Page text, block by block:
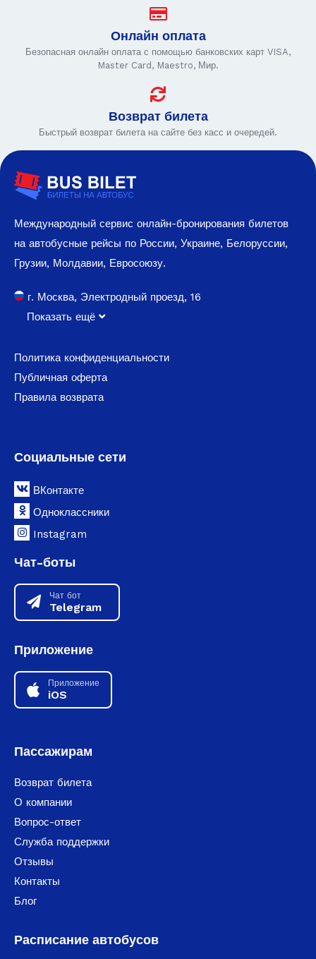
Онлайн оплата
Безопасная онлайн оплата с помощью банковских карт VISA,
Master Card, Maestro, Мир.
Возврат билета
Быстрый возврат билета на сайте без касс и очередей.
Международный сервис онлайн-бронирования билетов
на автобусные рейсы по России, Украине, Белоруссии,
Грузии, Молдавии, Евросоюзу.
г. Москва, Электродный проезд, 16
Показать ещё
Политика конфиденциальности
Публичная оферта
Правила возврата
Социальные сети
ВКонтакте
Одноклассники
Instagram
Чат-боты
Чат бот
Telegram
Приложение
Приложение
iOS
Пассажирам
Возврат билета
О компании
Вопрос-ответ
Служба поддержки
Отзывы
Контакты
Блог
Расписание автобусов